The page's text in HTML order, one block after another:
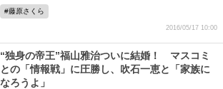
藤原さくら
2016/05/17 10:00
“独身の帝王”福山雅治ついに結婚！ マスコミ
との「情報戦」に圧勝し、吹石一恵と「家族に
なろうよ」